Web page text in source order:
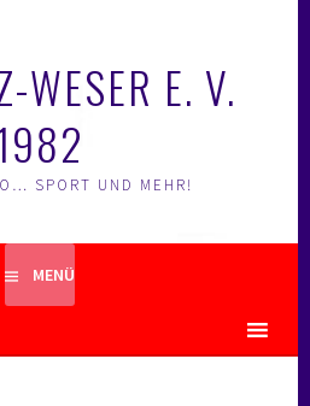
WESER E. V.
SPORT UND MEHR!
MENÜ